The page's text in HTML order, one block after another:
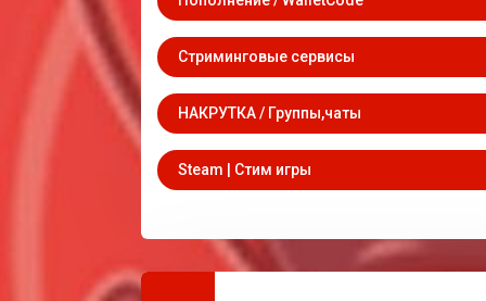
Стриминговые сервисы
НАКРУТКА / Группы,чаты
Steam | Стим игры